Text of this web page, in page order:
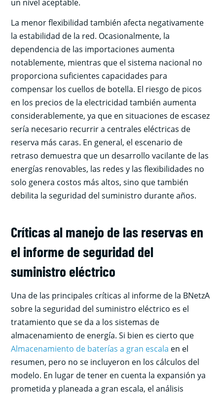
un nivel aceptable.
La menor flexibilidad también afecta negativamente
la estabilidad de la red. Ocasionalmente, la
dependencia de las importaciones aumenta
notablemente, mientras que el sistema nacional no
proporciona suficientes capacidades para
compensar los cuellos de botella. El riesgo de picos
en los precios de la electricidad también aumenta
considerablemente, ya que en situaciones de escasez
sería necesario recurrir a centrales eléctricas de
reserva más caras. En general, el escenario de
retraso demuestra que un desarrollo vacilante de las
energías renovables, las redes y las flexibilidades no
solo genera costos más altos, sino que también
debilita la seguridad del suministro durante años.
Críticas al manejo de las reservas en
el informe de seguridad del
suministro eléctrico
Una de las principales críticas al informe de la BNetzA
sobre la seguridad del suministro eléctrico es el
tratamiento que se da a los sistemas de
almacenamiento de energía. Si bien es cierto que
Almacenamiento de baterías a gran escala en el
resumen, pero no se incluyeron en los cálculos del
modelo. En lugar de tener en cuenta la expansión ya
prometida y planeada a gran escala, el análisis